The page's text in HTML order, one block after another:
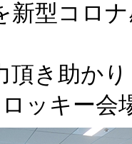
新型コロ
頂き助か
ッキー会